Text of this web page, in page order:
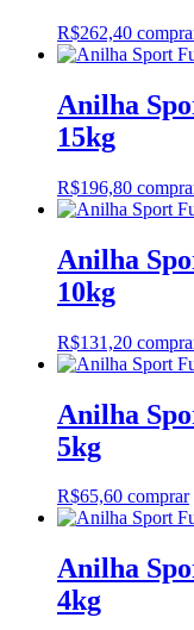
R$262,40
Anilha
15kg
R$196,80
Anilha
10kg
R$131,20
Anilha
5kg
R$65,60 comprar
Anilha
4kg